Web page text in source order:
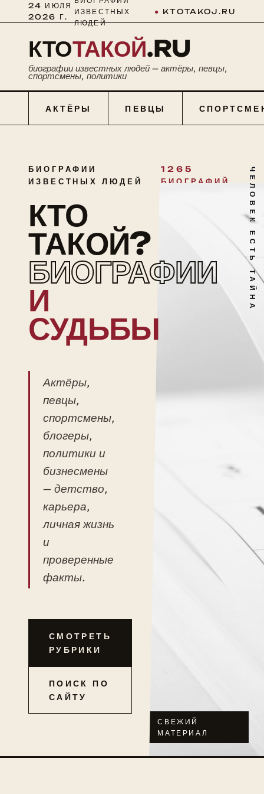
24 ИЮЛЯ
2026 Г.
ИЗВЕСТНЫХ
ЛЮДЕЙ
● KTOTAKOJ.RU
КТОТАКОЙ.RU
биографии известных людей — актёры, певцы,
спортсмены, политики
АКТЁРЫ ПЕВЦЫ
БИОГРАФИИ
ИЗВЕСТНЫХ ЛЮДЕЙ
1265
БИОГРАФИЙ
КТО
ТАКОЙ?
БИОГРАФИИ
И
СУДЬБЫ
Актёры,
певцы,
спортсмены,
блогеры,
политики и
бизнесмены
— детство,
карьера,
личная жизнь
и
проверенные
факты.
СМОТРЕТЬ
РУБРИКИ
ПОИСК ПО
САЙТУ
СВЕЖИЙ
МАТЕРИАЛ
ЧЕЛОВЕК ЕСТЬ ТАЙНА